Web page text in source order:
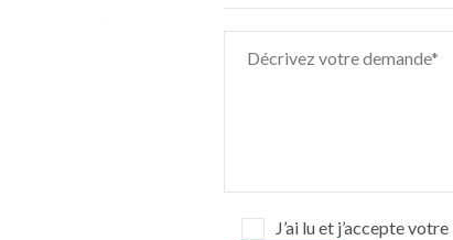
J’ai lu et j’accepte